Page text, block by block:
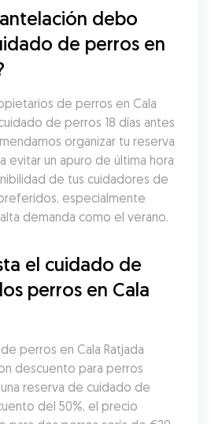
debo
de perros en
de perros en Cala
de perros 18 días antes
organizar tu reserva
evitar un apuro de última hora
de tus cuidadores de
especialmente
demanda como el verano.
el cuidado de
perros en Cala
perros en Cala Ratjada
descuento para perros
reserva de cuidado de
del 50%, el precio